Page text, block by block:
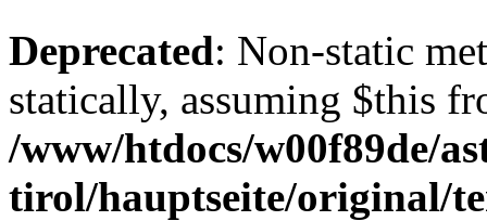
Deprecated: Non-static
statically, assuming $this
/www/htdocs/w00f89de/
tirol/hauptseite/original/